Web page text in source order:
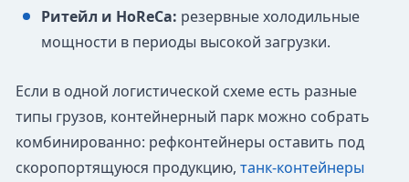
Ритейл и HoReCa: резервные холодильные
мощности в периоды высокой загрузки.
Если в одной логистической схеме есть разные
типы грузов, контейнерный парк можно собрать
комбинированно: рефконтейнеры оставить под
скоропортящуюся продукцию, танк-контейнеры